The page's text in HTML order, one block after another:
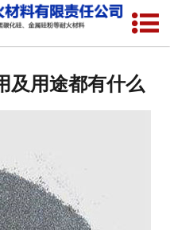
网站首页
厂容厂貌
联系我们
及用途都有什么